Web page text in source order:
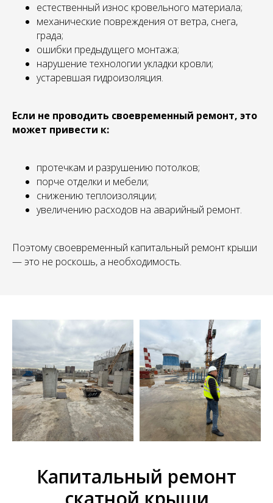
естественный износ кровельного материала;
механические повреждения от ветра, снега,
града;
ошибки предыдущего монтажа;
нарушение технологии укладки кровли;
устаревшая гидроизоляция.
Если не проводить своевременный ремонт, это
может привести к:
протечкам и разрушению потолков;
порче отделки и мебели;
снижению теплоизоляции;
увеличению расходов на аварийный ремонт.
Поэтому своевременный капитальный ремонт крыши
— это не роскошь, а необходимость.
Капитальный ремонт